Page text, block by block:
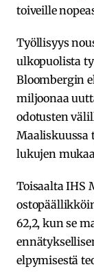
toiveille
Työllisyys
ulkopuolista
Bloombergin
miljoonaa
odotusten
Maaliskuussa
lukujen
Toisaalta IHS
62,2, kun se
elpymisestä